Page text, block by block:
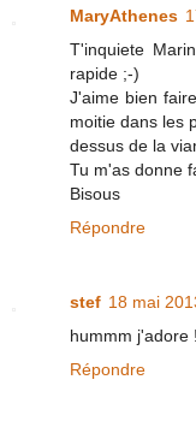
MaryAthenes
T'inquiete
rapide ;-)
J'aime bien
moitie dans les
dessus de la
Tu m'as donne
Bisous
Répondre
stef 18 mai
hummm j'adore
Répondre